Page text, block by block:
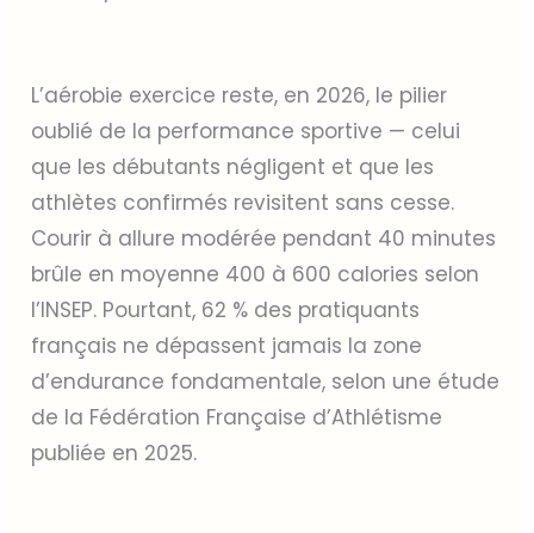
L’aérobie exercice reste, en 2026, le pilier
oublié de la performance sportive — celui
que les débutants négligent et que les
athlètes confirmés revisitent sans cesse.
Courir à allure modérée pendant 40 minutes
brûle en moyenne 400 à 600 calories selon
l’INSEP. Pourtant, 62 % des pratiquants
français ne dépassent jamais la zone
d’endurance fondamentale, selon une étude
de la Fédération Française d’Athlétisme
publiée en 2025.